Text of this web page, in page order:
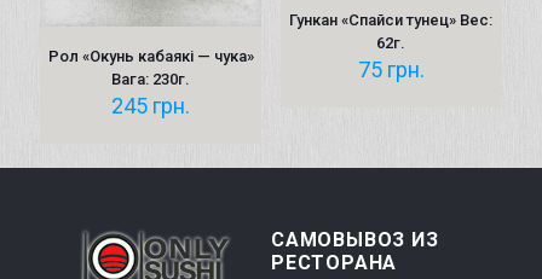
Рол «Окунь кабаякі — чука»
Вага: 230г.
245 грн.
Гункан «Спайси тунец» Вес:
62г.
75 грн.
САМОВЫВОЗ ИЗ
РЕСТОРАНА